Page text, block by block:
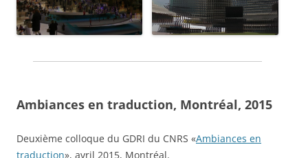
Ambiances en traduction, Montréal, 2015
Deuxième colloque du GDRI du CNRS «Ambiances en
traduction», avril 2015, Montréal.